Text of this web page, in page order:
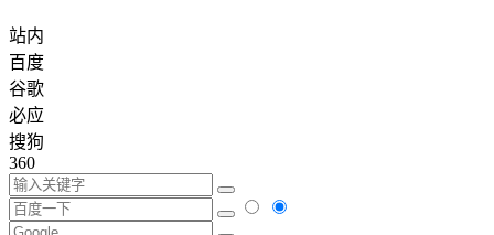
站内
百度
谷歌
必应
搜狗
360